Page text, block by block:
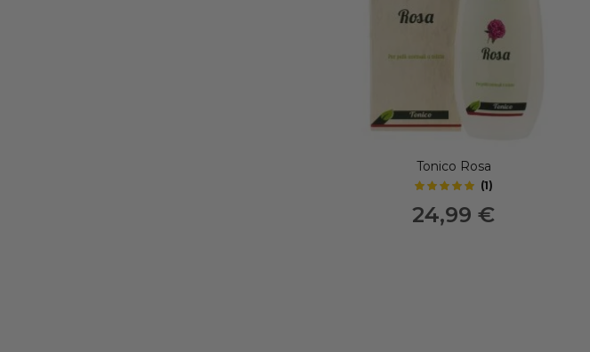
Tonico Rosa
(1)
24,99 €